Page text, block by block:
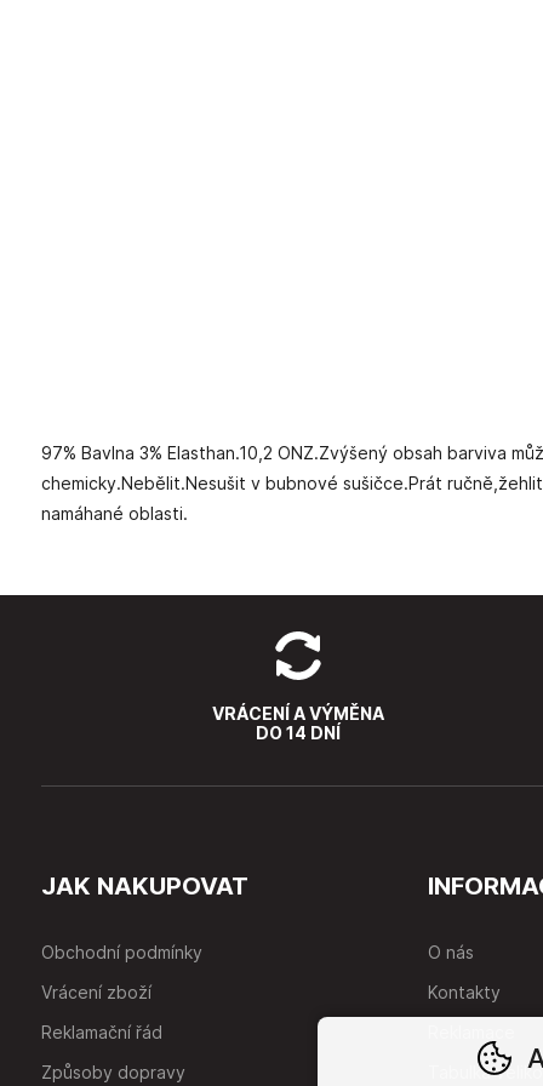
97% Bavlna 3% Elasthan.10,2 ONZ.Zvýšený obsah barviva
chemicky.Nebělit.Nesušit v bubnové sušičce.Prát
namáhané oblasti.
VRÁCENÍ A VÝMĚNA
DO 14 DNÍ
JAK NAKUPOVAT
Obchodní podmínky
Vrácení zboží
Reklamační řád
Způsoby dopravy
O nás
Kontakty
Tabulka